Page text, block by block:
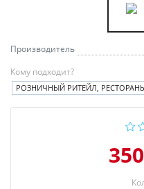
Производитель
Кому подходит?
РОЗНИЧНЫЙ РИТЕЙЛ,